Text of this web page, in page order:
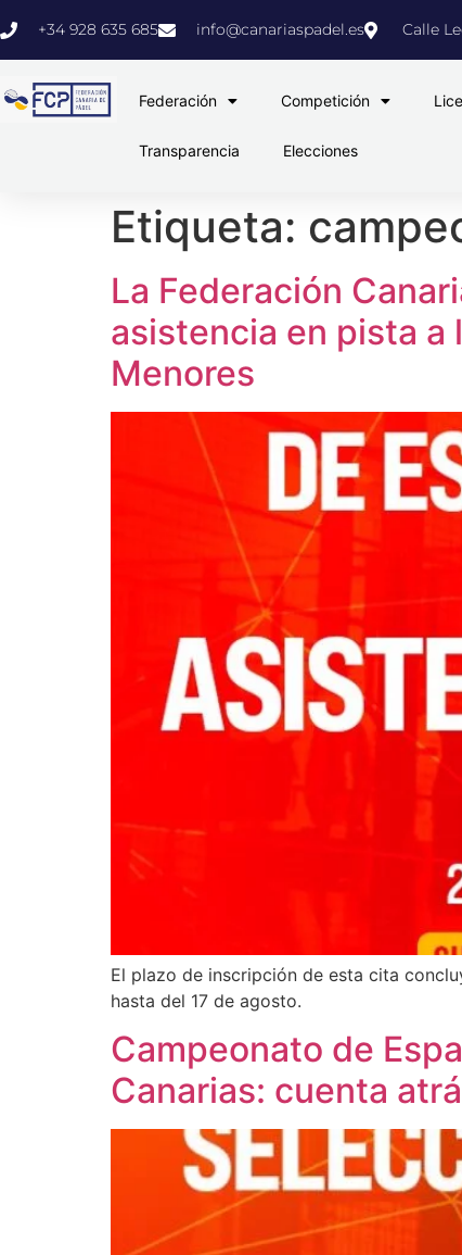
+34 928 635 685 info@canariaspadel.es Calle
Federación Competición
Transparencia Elecciones
Etiqueta:
La Federación
asistencia en pista a
Menores
El plazo de inscripción de esta cita
hasta del 17 de agosto.
Campeonato de
Canarias: cuenta